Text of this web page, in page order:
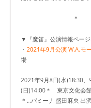
▼『魔笛』公演情報ペー
・ 2021年9月公演 W.A.モ
場
2021年9月8日(水)18:30
(日)14:00＊ 東京文化会
＊…パミーナ 盛田麻央 出